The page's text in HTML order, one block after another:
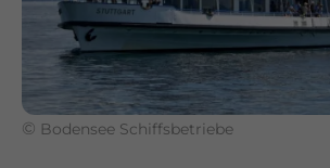
© Bodensee Schiffsbetriebe